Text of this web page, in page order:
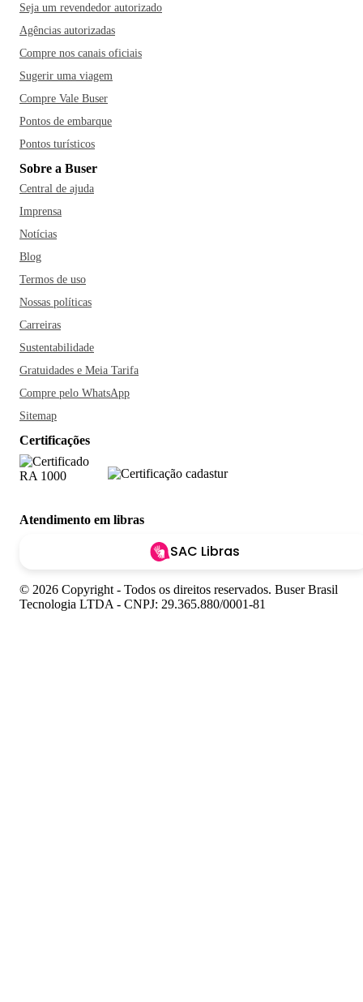
Seja um revendedor autorizado
Agências autorizadas
Compre nos canais oficiais
Sugerir uma viagem
Compre Vale Buser
Pontos de embarque
Pontos turísticos
Sobre a Buser
Central de ajuda
Imprensa
Notícias
Blog
Termos de uso
Nossas políticas
Carreiras
Sustentabilidade
Gratuidades e Meia Tarifa
Compre pelo WhatsApp
Sitemap
Certificações
Atendimento em libras
SAC Libras
© 2026 Copyright - Todos os direitos reservados. Buser Brasil
Tecnologia LTDA - CNPJ: 29.365.880/0001-81